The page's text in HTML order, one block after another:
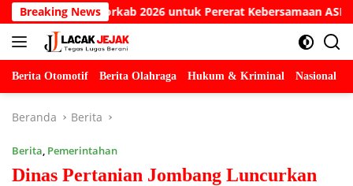
Langsung
ke
konten
Breaking News
Porkab 2026 untuk Pererat Kebersamaan ASN
Berita Otomotif Berita Olahraga Hukum & Kriminal Nasional
Beranda Berita
Berita, Pemerintahan
Dinas Pertanian Jombang Luncurkan